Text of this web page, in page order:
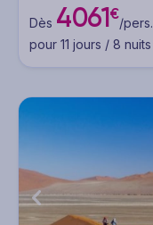
Dès 4061€/pers.
pour 11 jours / 8 nuits